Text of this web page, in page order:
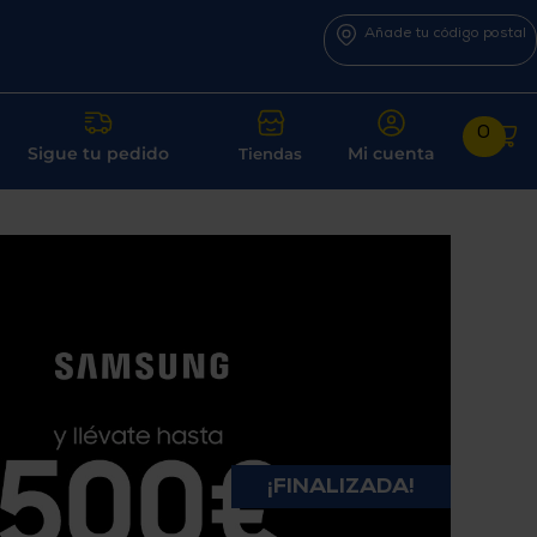
Añade tu código postal
Sigue tu pedido Tiendas Mi cuenta
0
¡FINALIZADA!